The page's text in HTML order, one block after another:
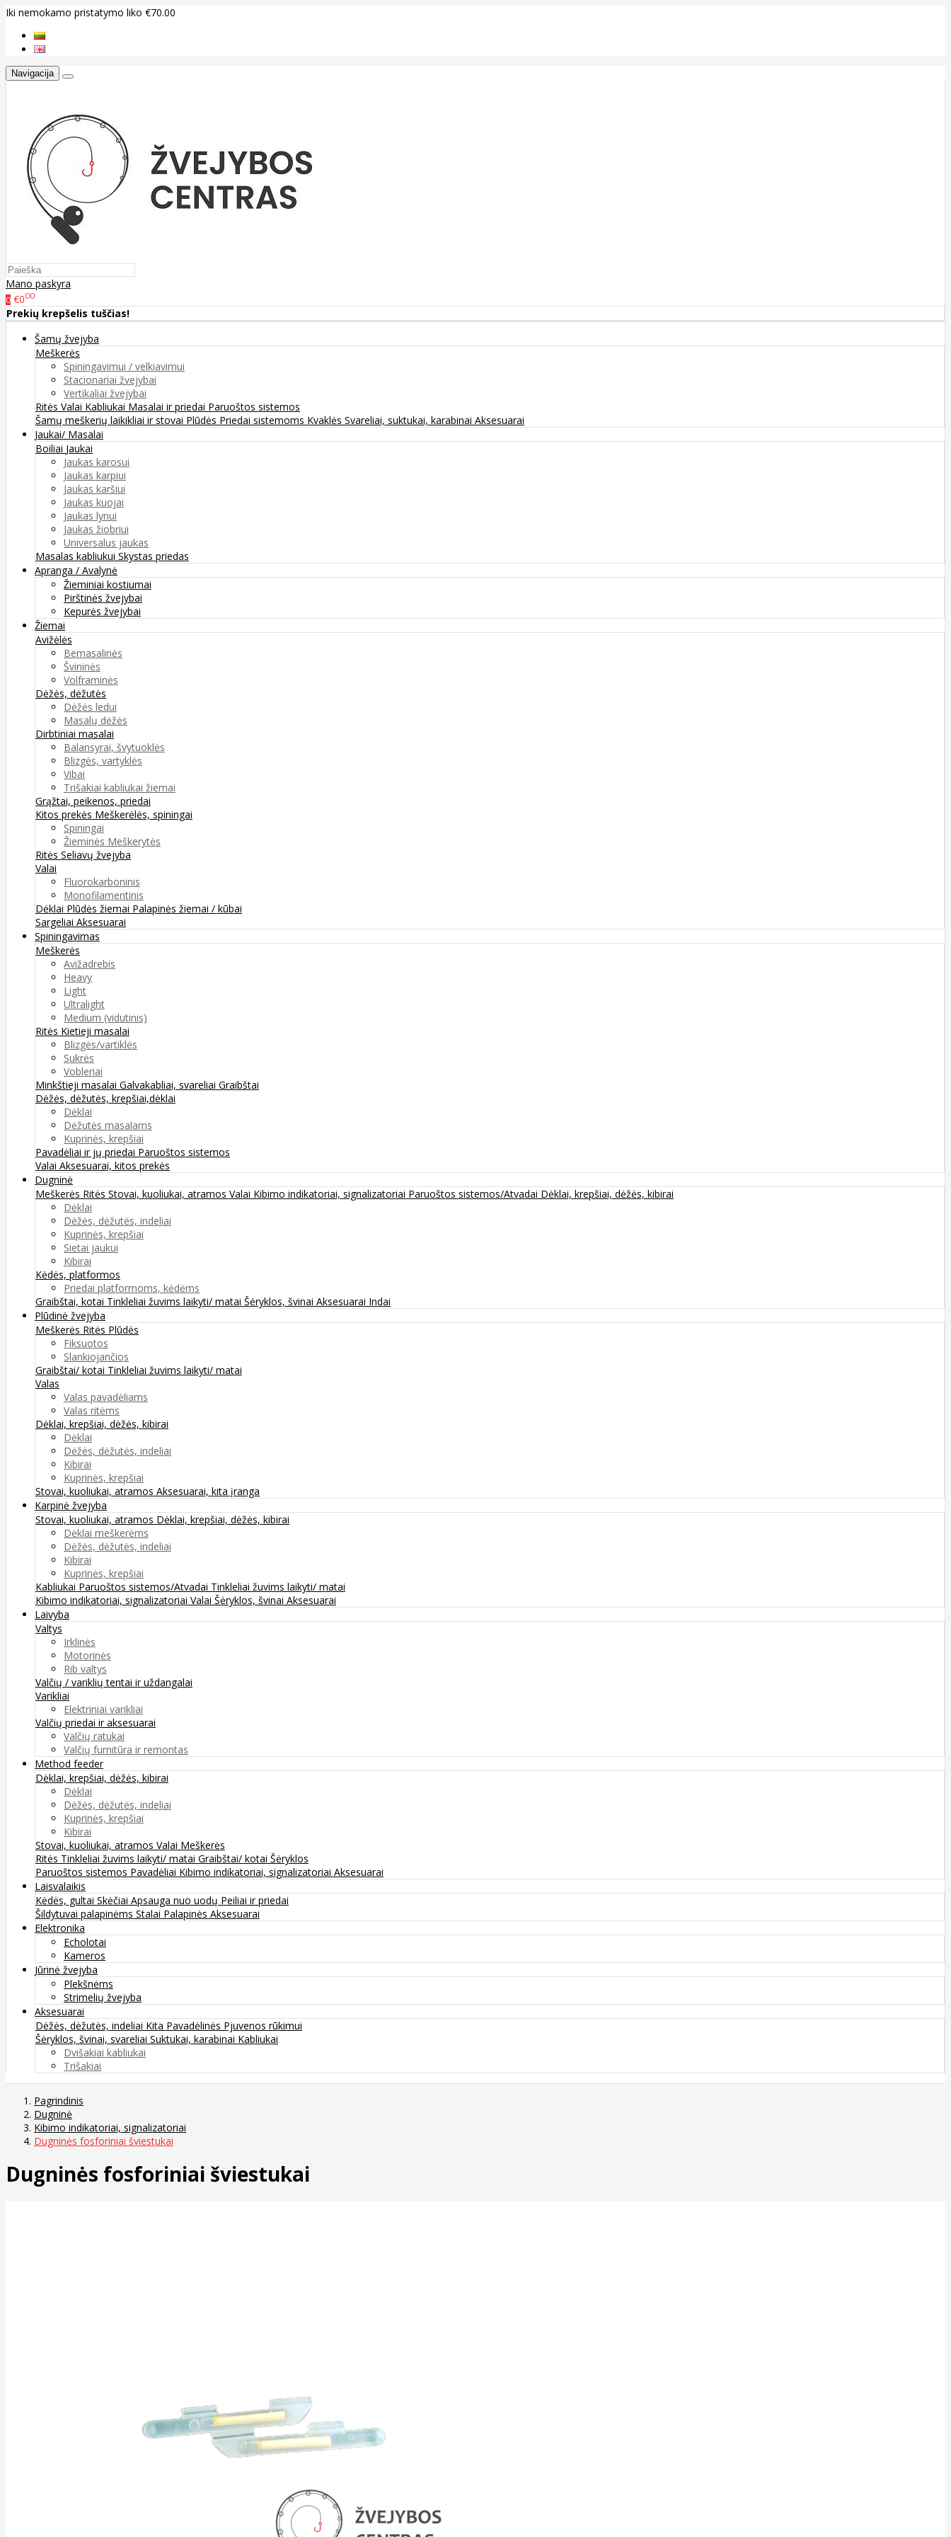
Iki nemokamo pristatymo liko €70.00
Navigacija
Mano paskyra
0 €000
Prekių krepšelis tuščias!
Šamų žvejyba
Meškerės
Spiningavimui / velkiavimui
Stacionariai žvejybai
Vertikaliai žvejybai
Ritės Valai Kabliukai Masalai ir priedai Paruoštos sistemos
Šamų meškerių laikikliai ir stovai Plūdės Priedai sistemoms Kvaklės Svareliai, suktukai, karabinai Aksesuarai
Jaukai/ Masalai
Boiliai Jaukai
Jaukas karosui
Jaukas karpiui
Jaukas karšiui
Jaukas kuojai
Jaukas lynui
Jaukas žiobriui
Universalus jaukas
Masalas kabliukui Skystas priedas
Apranga / Avalynė
Žieminiai kostiumai
Pirštinės žvejybai
Kepurės žvejybai
Žiemai
Avižėlės
Bemasalinės
Švininės
Volframinės
Dėžės, dėžutės
Dėžės ledui
Masalų dėžės
Dirbtiniai masalai
Balansyrai, švytuoklės
Blizgės, vartyklės
Vibai
Trišakiai kabliukai žiemai
Grąžtai, peikenos, priedai
Kitos prekės Meškerėlės, spiningai
Spiningai
Žieminės Meškerytės
Ritės Seliavų žvejyba
Valai
Fluorokarboninis
Monofilamentinis
Dėklai Plūdės žiemai Palapinės žiemai / kūbai
Sargeliai Aksesuarai
Spiningavimas
Meškerės
Avižadrebis
Heavy
Light
Ultralight
Medium (vidutinis)
Ritės Kietieji masalai
Blizgės/vartiklės
Sukrės
Vobleriai
Minkštieji masalai Galvakabliai, svareliai Graibštai
Dėžės, dėžutės, krepšiai,dėklai
Dėklai
Dėžutės masalams
Kuprinės, krepšiai
Pavadėliai ir jų priedai Paruoštos sistemos
Valai Aksesuarai, kitos prekės
Dugninė
Meškerės Ritės Stovai, kuoliukai, atramos Valai Kibimo indikatoriai, signalizatoriai Paruoštos sistemos/Atvadai Dėklai, krepšiai, dėžės, kibirai
Dėklai
Dėžės, dėžutės, indeliai
Kuprinės, krepšiai
Sietai jaukui
Kibirai
Kėdės, platformos
Priedai platformoms, kėdėms
Graibštai, kotai Tinkleliai žuvims laikyti/ matai Šėryklos, švinai Aksesuarai Indai
Plūdinė žvejyba
Meškerės Ritės Plūdės
Fiksuotos
Slankiojančios
Graibštai/ kotai Tinkleliai žuvims laikyti/ matai
Valas
Valas pavadėliams
Valas ritėms
Dėklai, krepšiai, dėžės, kibirai
Dėklai
Dėžės, dėžutės, indeliai
Kibirai
Kuprinės, krepšiai
Stovai, kuoliukai, atramos Aksesuarai, kita įranga
Karpinė žvejyba
Stovai, kuoliukai, atramos Dėklai, krepšiai, dėžės, kibirai
Dėklai meškerėms
Dėžės, dėžutės, indeliai
Kibirai
Kuprinės, krepšiai
Kabliukai Paruoštos sistemos/Atvadai Tinkleliai žuvims laikyti/ matai
Kibimo indikatoriai, signalizatoriai Valai Šėryklos, švinai Aksesuarai
Laivyba
Valtys
Irklinės
Motorinės
Rib valtys
Valčių / variklių tentai ir uždangalai
Varikliai
Elektriniai varikliai
Valčių priedai ir aksesuarai
Valčių ratukai
Valčių furnitūra ir remontas
Method feeder
Dėklai, krepšiai, dėžės, kibirai
Dėklai
Dėžės, dėžutės, indeliai
Kuprinės, krepšiai
Kibirai
Stovai, kuoliukai, atramos Valai Meškerės
Ritės Tinkleliai žuvims laikyti/ matai Graibštai/ kotai Šėryklos
Paruoštos sistemos Pavadėliai Kibimo indikatoriai, signalizatoriai Aksesuarai
Laisvalaikis
Kėdės, gultai Skėčiai Apsauga nuo uodų Peiliai ir priedai
Šildytuvai palapinėms Stalai Palapinės Aksesuarai
Elektronika
Echolotai
Kameros
Jūrinė žvejyba
Plekšnėms
Strimelių žvejyba
Aksesuarai
Dėžės, dėžutės, indeliai Kita Pavadėlinės Pjuvenos rūkimui
Šėryklos, švinai, svareliai Suktukai, karabinai Kabliukai
Dvišakiai kabliukai
Trišakiai
Pagrindinis
Dugninė
Kibimo indikatoriai, signalizatoriai
Dugninės fosforiniai šviestukai
Dugninės fosforiniai šviestukai